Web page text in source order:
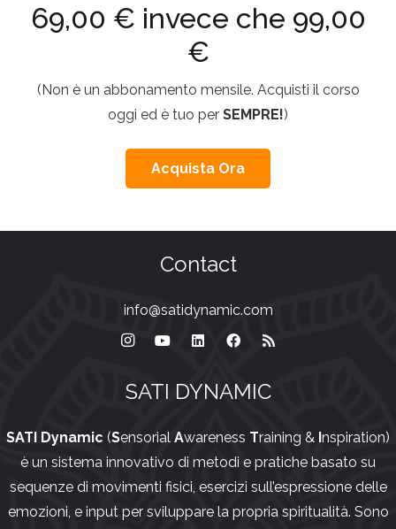
69,00 € invece che 99,00
€
(Non è un abbonamento mensile. Acquisti il corso
oggi ed è tuo per SEMPRE!)
Acquista Ora
Contact
info@satidynamic.com
SATI DYNAMIC
SATI Dynamic (Sensorial Awareness Training & Inspiration)
è un sistema innovativo di metodi e pratiche basato su
sequenze di movimenti fisici, esercizi sull’espressione delle
emozioni, e input per sviluppare la propria spiritualità. Sono